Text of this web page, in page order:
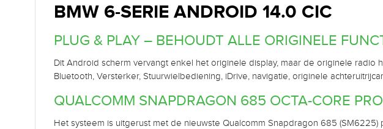
BMW 6-SERIE ANDROID 14.0 CIC
PLUG & PLAY – BEHOUDT ALLE ORIGINELE
Dit Android scherm vervangt enkel het originele display, maar de originele radio
Bluetooth, Versterker, Stuurwielbediening, iDrive, navigatie, originele
QUALCOMM SNAPDRAGON 685 OCTA-CORE
Het systeem is uitgerust met de nieuwste Qualcomm Snapdragon 685